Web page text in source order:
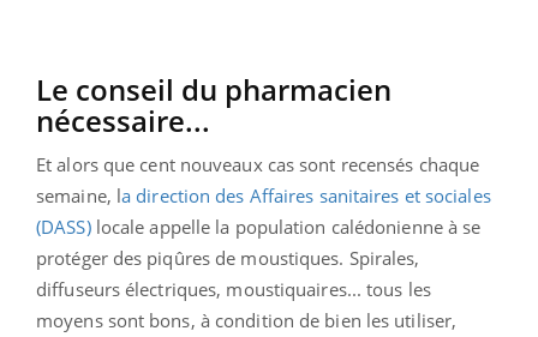
Le conseil du pharmacien
nécessaire...
Et alors que cent nouveaux cas sont recensés chaque
semaine, la direction des Affaires sanitaires et sociales
(DASS)locale appelle la population calédonienne à se
protéger des piqûres de moustiques. Spirales,
diffuseurs électriques, moustiquaires... tous les
moyens sont bons, à condition de bien les utiliser,